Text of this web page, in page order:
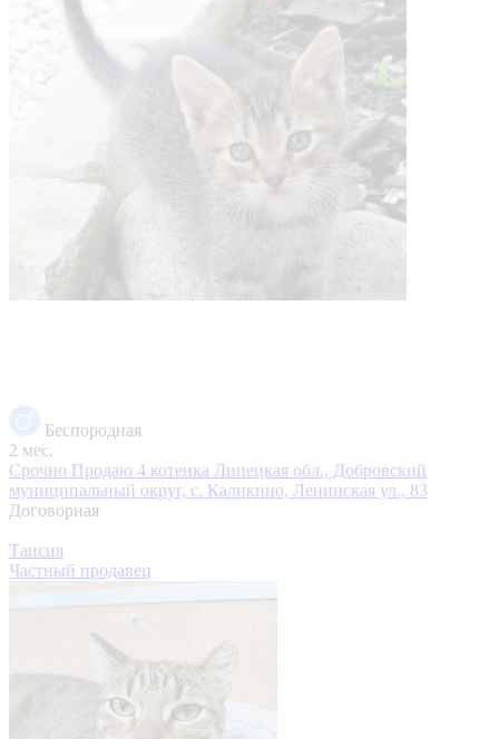
Беспородная
2 мес.
Срочно Продаю 4 котенка Липецкая обл., Добровский
муниципальный округ, с. Каликино, Ленинская ул., 83
Договорная
Таисия
Частный продавец